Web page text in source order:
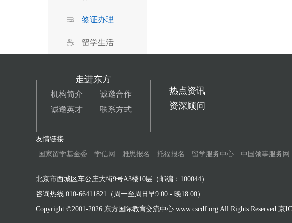
签证办理
留学生活
走进东方
机构简介
诚邀合作
诚邀英才
联系方式
热点资讯
资深顾问
友情链接:
国家留学基金委
学信网 雅思报名 托福报名 留学服务中心 中国领事服务网
北京市西城区车公庄大街9号A3楼10层（邮编：100044）
咨询热线:010-66411821（周一至周日早9:00 - 晚18:00）
Copyright ©2001-2026 东方国际教育交流中心 www.cscdf.org All Rights Reserved 京